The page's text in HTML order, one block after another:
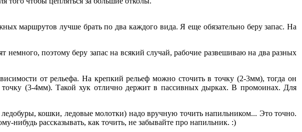
маршрутов лучше брать по два каждого вида. Я еще обязательно беру запас. На
поэтому беру запас на всякий случай, рабочие развешиваю на два разных
от рельефа. На крепкий рельеф можно сточить в точку (2-3мм), тогда он
(3-4мм). Такой хук отлично держит в пассивных дырках. В промоинах. Для
кошки, ледовые молотки) надо вручную точить напильником... Это точно.
нибудь рассказывать, как точить, не забывайте про напильник. :)